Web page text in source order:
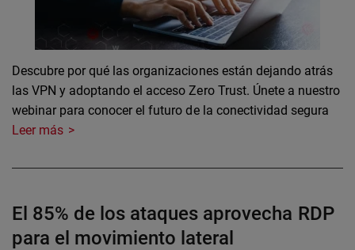
Descubre por qué las organizaciones están dejando atrás
las VPN y adoptando el acceso Zero Trust. Únete a nuestro
webinar para conocer el futuro de la conectividad segura
Leer más
El 85% de los ataques aprovecha RDP
para el movimiento lateral